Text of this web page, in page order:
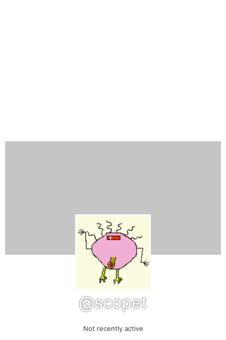
@scopet
Not recently active